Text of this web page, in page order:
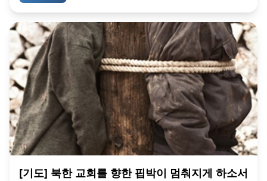
[기도] 북한 교회를 향한 핍박이 멈춰지게 하소서